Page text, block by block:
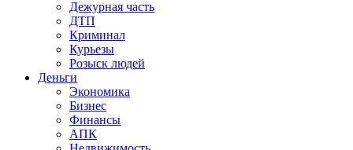
Дежурная часть
ДТП
Криминал
Курьезы
Розыск людей
Деньги
Экономика
Бизнес
Финансы
АПК